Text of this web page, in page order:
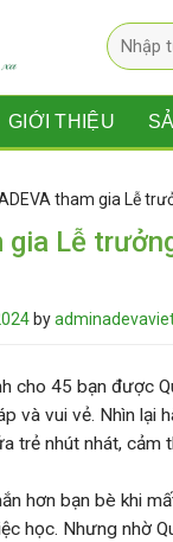
Tìm
kiếm:
GIỚI THIỆU
tham gia Lễ
gia Lễ
by
cho 45 bạn được
và vui vẻ. Nhìn lại
trẻ nhút nhát,
hơn bạn bè khi
học. Nhưng nhờ